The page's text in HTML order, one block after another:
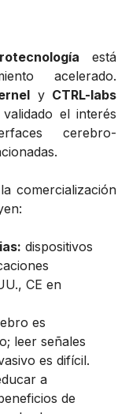
está
acelerado.
y CTRL-labs
el interés
cerebro-
comercialización
dispositivos
CE en
es
leer señales
es difícil.
a
de